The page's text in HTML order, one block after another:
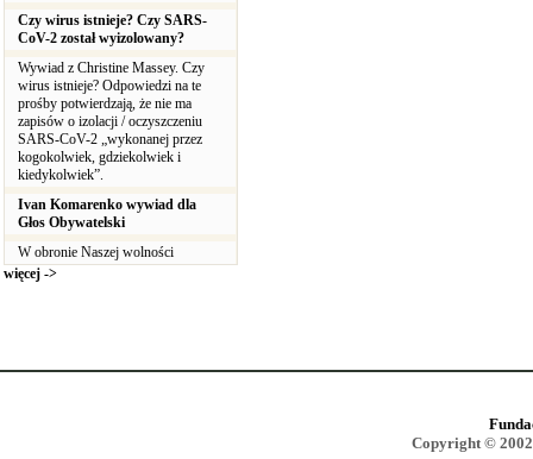
Czy wirus istnieje? Czy SARS-
CoV-2 został wyizolowany?
Wywiad z Christine Massey. Czy
wirus istnieje? Odpowiedzi na te
prośby potwierdzają, że nie ma
zapisów o izolacji / oczyszczeniu
SARS-CoV-2 „wykonanej przez
kogokolwiek, gdziekolwiek i
kiedykolwiek”.
Ivan Komarenko wywiad dla
Głos Obywatelski
W obronie Naszej wolności
więcej ->
Copyright ©